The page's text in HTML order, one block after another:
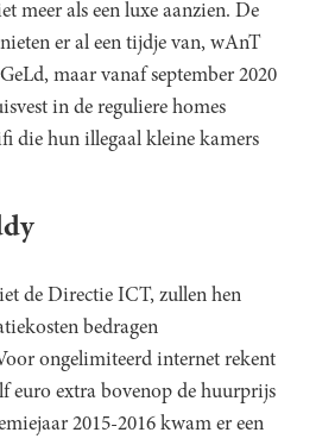
meer als een luxe aanzien. De
er al een tijdje van, wAnT
maar vanaf september 2020
in de reguliere homes
die hun illegaal kleine kamers
de Directie ICT, zullen hen
bedragen
ongelimiteerd internet rekent
euro extra bovenop de huurprijs
2015-2016 kwam er een